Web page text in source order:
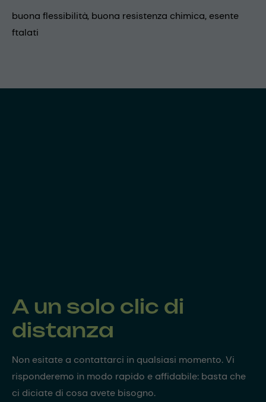
buona flessibilità, buona resistenza chimica, esente
ftalati
A un solo clic di
distanza
Non esitate a contattarci in qualsiasi momento. Vi
risponderemo in modo rapido e affidabile: basta che
ci diciate di cosa avete bisogno.